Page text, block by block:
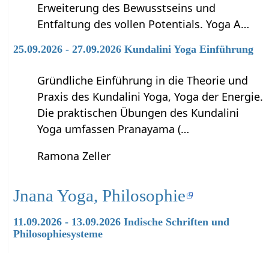
Erweiterung des Bewusstseins und
Entfaltung des vollen Potentials. Yoga A…
25.09.2026 - 27.09.2026 Kundalini Yoga Einführung
Gründliche Einführung in die Theorie und
Praxis des Kundalini Yoga, Yoga der Energie.
Die praktischen Übungen des Kundalini
Yoga umfassen Pranayama (…
Ramona Zeller
Jnana Yoga, Philosophie
11.09.2026 - 13.09.2026 Indische Schriften und
Philosophiesysteme